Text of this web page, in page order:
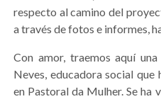
respecto al camino del
a través de fotos e informes,
Con amor, traemos aquí
Neves, educadora social
en Pastoral da Mulher. Se ha